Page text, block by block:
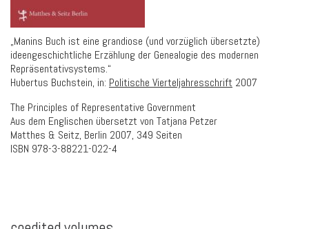
„Manins Buch ist eine grandiose (und vorzüglich übersetzte)
ideengeschichtliche Erzählung der Genealogie des modernen
Repräsentativsystems.“
Hubertus Buchstein, in: Politische Vierteljahresschrift 2007
The Principles of Representative Government
Aus dem Englischen übersetzt von Tatjana Petzer
Matthes & Seitz, Berlin 2007, 349 Seiten
ISBN 978-3-88221-022-4